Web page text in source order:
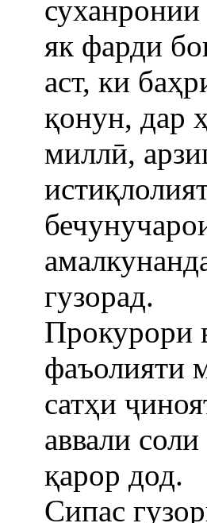
як фарди
аст, ки
қонун, дар
миллӣ,
гузорад.
Прокурори
фаъолияти
сатҳи
аввали
қарор дод.
Сипас